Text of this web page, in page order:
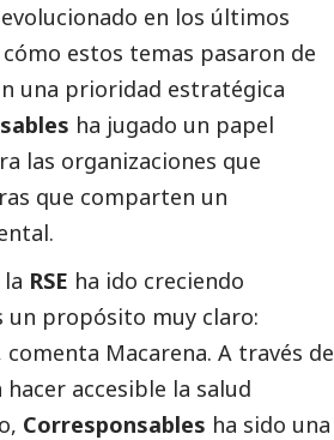
en los últimos
estos temas pasaron de
una prioridad estratégica
ha jugado un papel
las organizaciones que
que comparten un
RSE ha ido creciendo
propósito muy claro:
Macarena. A través de
accesible la salud
Corresponsables ha sido una